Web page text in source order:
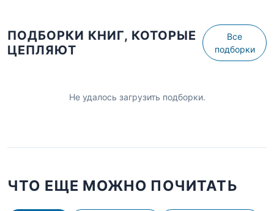
ПОДБОРКИ КНИГ, КОТОРЫЕ
ЦЕПЛЯЮТ
Все
подборки
Не удалось загрузить подборки.
ЧТО ЕЩЕ МОЖНО ПОЧИТАТЬ